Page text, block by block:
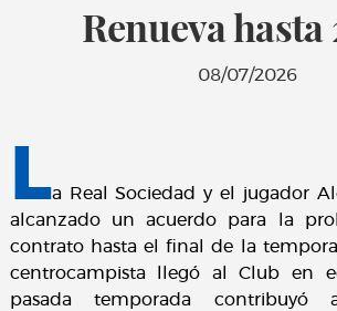
Renueva hasta
08/07/2026
La Real Sociedad y el jugador
alcanzado un acuerdo para la
contrato hasta el final de la
centrocampista llegó al Club en
pasada temporada contribuyó